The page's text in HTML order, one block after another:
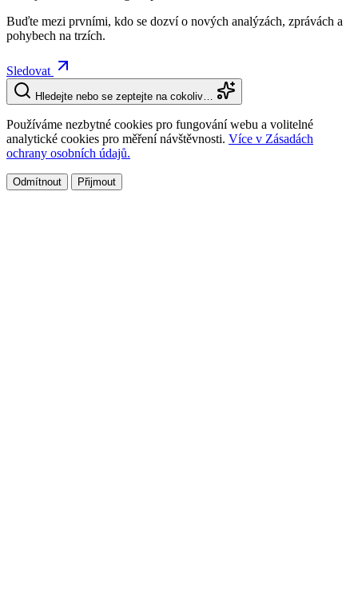
Buďte mezi prvními, kdo se dozví o nových analýzách, zprávách a
pohybech na trzích.
Sledovat
Hledejte nebo se zeptejte na cokoliv…
Používáme nezbytné cookies pro fungování webu a volitelné
analytické cookies pro měření návštěvnosti. Více v Zásadách
ochrany osobních údajů.
Odmítnout Přijmout